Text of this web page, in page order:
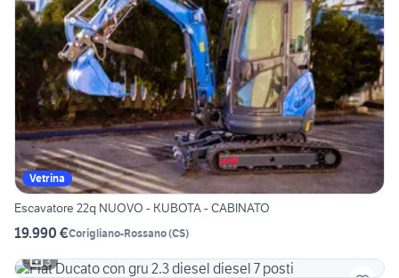
Vetrina
Escavatore 22q NUOVO - KUBOTA - CABINATO
19.990 €Corigliano-Rossano(CS)
3